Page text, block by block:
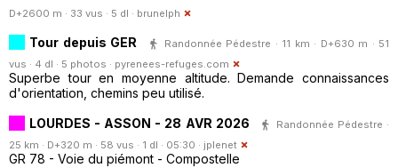
D+2600 m · 33 vus · 5 dl · brunelph
Tour depuis GER
Randonnée Pédestre · 11 km · D+630 m · 51
vus · 4 dl · 5 photos · pyrenees-refuges.com
Superbe tour en moyenne altitude. Demande connaissances
d'orientation, chemins peu utilisé.
LOURDES - ASSON - 28 AVR 2026
Randonnée Pédestre ·
25 km · D+320 m · 58 vus · 1 dl · 05:30 · jplenet
GR 78 - Voie du piémont - Compostelle